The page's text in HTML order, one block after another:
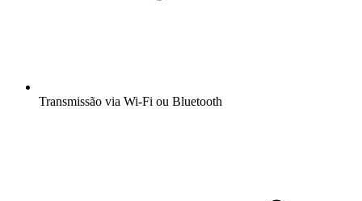
Transmissão via Wi-Fi ou Bluetooth